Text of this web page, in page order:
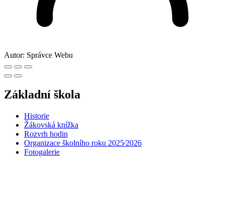
Autor: Správce Webu
Základní škola
Historie
Žákovská knížka
Rozvrh hodin
Organizace školního roku 2025⁄2026
Fotogalerie